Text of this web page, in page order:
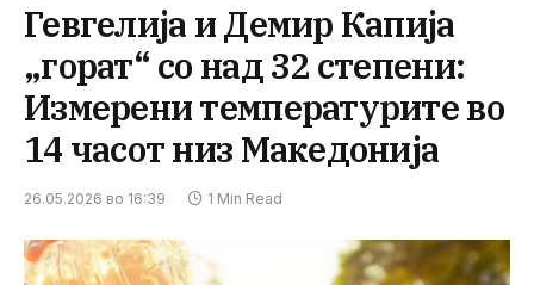
Гевгелија и Демир Капија
„горат“ со над 32 степени:
Измерени температурите во
14 часот низ Македонија
26.05.2026 во 16:39 1 Min Read